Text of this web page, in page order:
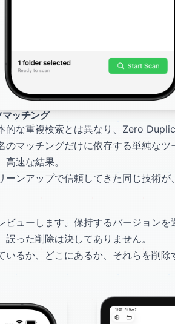
ッチング
的な重複検索とは異なり、Zero
のマッチングだけに依存する単純なツ
速な結果。
ンアップで信頼してきた同じ技術
ビューします。保持するバージョン
った削除は決してありません。
いるか、どこにあるか、それらを削